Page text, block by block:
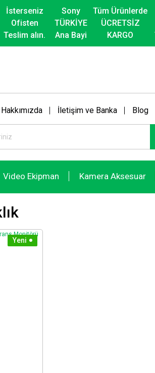
İsterseniz
Ofisten
Teslim alın.
Sony
TÜRKİYE
Ana Bayi
Tüm Ürünlerde
ÜCRETSİZ
KARGO
Hakkımızda İletişim ve Banka Blog
Video Ekipman Kamera Aksesuar
Yeni